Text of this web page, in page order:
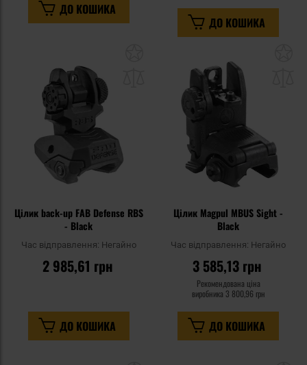
ДО КОШИКА
ДО КОШИКА
уподобань
Цілик back-up FAB Defense RBS
- Black
Час відправлення: Негайно
2 985,61 грн
ДО КОШИКА
Цілик Magpul MBUS Sight -
Black
Час відправлення: Негайно
3 585,13 грн
Рекомендована ціна
виробника 3 800,96 грн
ДО КОШИКА